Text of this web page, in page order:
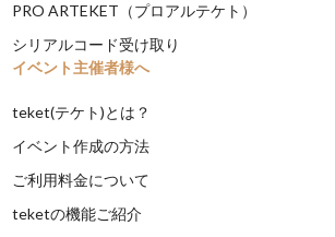
PRO ARTEKET（プロアルテケト）
シリアルコード受け取り
イベント主催者様へ
teket(テケト)とは？
イベント作成の方法
ご利用料金について
teketの機能ご紹介